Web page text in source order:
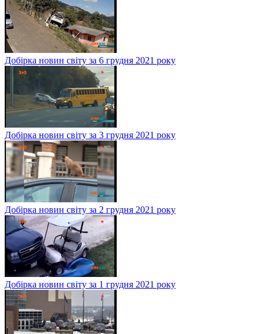
Добірка новин світу за 6 грудня 2021 року
Добірка новин світу за 3 грудня 2021 року
Добірка новин світу за 2 грудня 2021 року
Добірка новин світу за 1 грудня 2021 року